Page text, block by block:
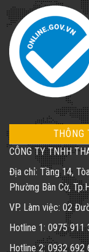
THÔNG
CÔNG TY TNHH
Địa chỉ: Tầng 14,
Phường Bàn Cờ,
VP. Làm việc: 02
Hotline 1: 0975 911
Hotline 2: 0932 692